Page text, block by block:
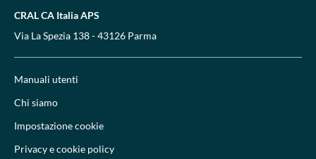
CRAL CA Italia APS
Via La Spezia 138 - 43126 Parma
Manuali utenti
Chi siamo
Impostazione cookie
Privacy e cookie policy